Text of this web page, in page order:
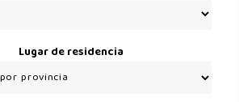
Lugar de residencia